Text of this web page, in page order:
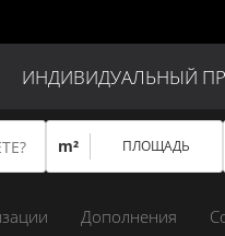
ИНДИВИДУАЛЬНЫЙ
m² ПЛОЩАДЬ
Дополнения